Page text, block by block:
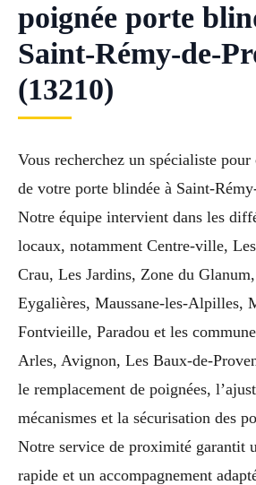
poignée porte
Saint-Rémy-de-
(13210)
Vous recherchez un spécialiste
de votre porte blindée à Saint-
Notre équipe intervient dans les
locaux, notamment Centre-ville,
Crau, Les Jardins, Zone du
Eygalières, Maussane-les-Alpilles,
Fontvieille, Paradou et les
Arles, Avignon, Les Baux-de-
le remplacement de poignées,
mécanismes et la sécurisation des
Notre service de proximité garantit
rapide et un accompagnement